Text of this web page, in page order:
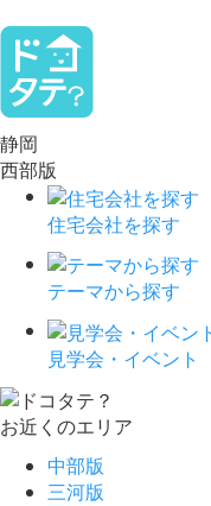
静岡
西部版
住宅会社を探す
テーマから探す
見学会・イベント
お近くのエリア
中部版
三河版